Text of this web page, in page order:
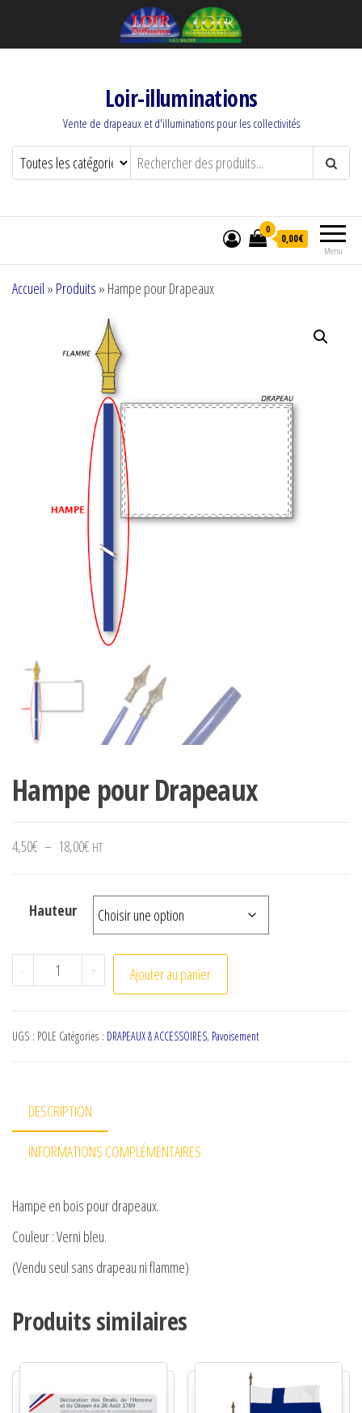
Loir-illuminations
Vente de drapeaux et d'illuminations pour les collectivités
Menu
0
0,00€
Accueil » Produits » Hampe pour Drapeaux
Hampe pour Drapeaux
4,50€ – 18,00€ Plage de prix : 4,50€ à 18,00€
HT
Hauteur
- quantité de Hampe pour Drapeaux
+ Ajouter au panier
UGS : POLE Catégories : DRAPEAUX & ACCESSOIRES, Pavoisement
DESCRIPTION
INFORMATIONS COMPLÉMENTAIRES
Hampe en bois pour drapeaux.
Couleur : Verni bleu.
(Vendu seul sans drapeau ni flamme)
Produits similaires